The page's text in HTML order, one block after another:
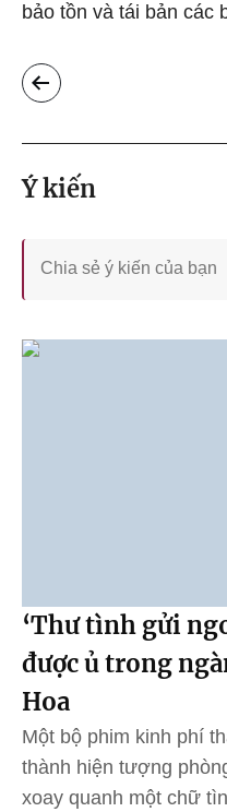
bảo tồn và tái bản các
Ý kiến
‘Thư tình gửi
được ủ trong
Hoa
Một bộ phim kinh phí
thành hiện tượng
xoay quanh một chữ